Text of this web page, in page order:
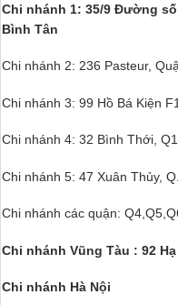
Chi nhánh 1: 35/9 Đường số
Bình Tân
Chi nhánh 2: 236 Pasteur,
Chi nhánh 3: 99 Hồ Bá Kiện
Chi nhánh 4: 32 Bình Thới,
Chi nhánh 5: 47 Xuân Thủy,
Chi nhánh các quận:
Chi nhánh Vũng Tàu : 92
Chi nhánh Hà Nội